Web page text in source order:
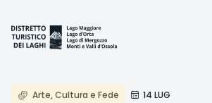
contenu
principal
Arte, Cultura e Fede 14 LUG